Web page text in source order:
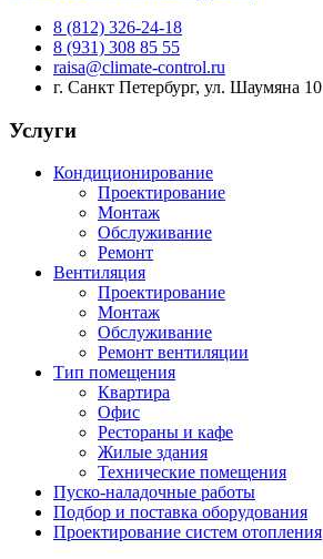
8 (812) 326-24-18
8 (931) 308 85 55
raisa@climate-control.ru
г. Санкт Петербург, ул. Шаумяна 10
Услуги
Кондиционирование
Проектирование
Монтаж
Обслуживание
Ремонт
Вентиляция
Проектирование
Монтаж
Обслуживание
Ремонт вентиляции
Тип помещения
Квартира
Офис
Рестораны и кафе
Жилые здания
Технические помещения
Пуско-наладочные работы
Подбор и поставка оборудования
Проектирование систем отопления